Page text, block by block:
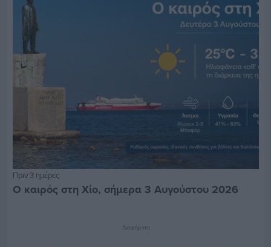
Πριν 3 ημέρες
Ο καιρός στη Χίο, σήμερα 3 Αυγούστου 2026
Διαφήμιση